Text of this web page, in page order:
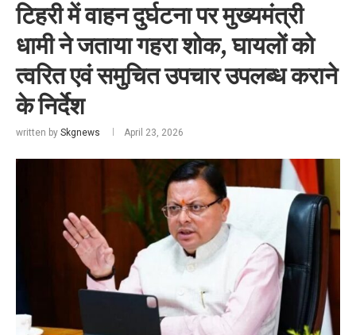
टिहरी में वाहन दुर्घटना पर मुख्यमंत्री
धामी ने जताया गहरा शोक, घायलों को
त्वरित एवं समुचित उपचार उपलब्ध कराने
के निर्देश
written by Skgnews April 23, 2026